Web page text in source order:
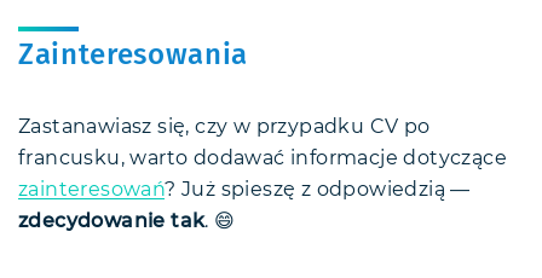
Zainteresowania
Zastanawiasz się, czy w przypadku CV po
francusku, warto dodawać informacje dotyczące
zainteresowań? Już spieszę z odpowiedzią —
zdecydowanie tak. 😄